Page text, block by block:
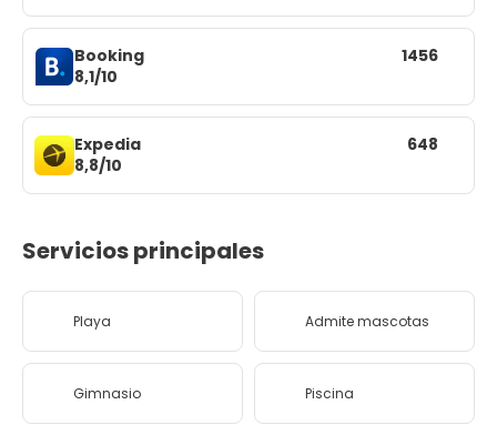
Booking
8,1/10
1456
Expedia
8,8/10
648
Servicios principales
Playa Admite mascotas
Gimnasio Piscina